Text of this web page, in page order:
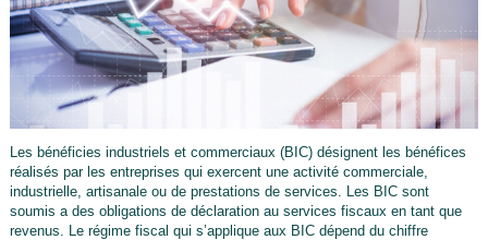
Les bénéficies industriels et commerciaux (BIC) désignent les bénéfices
réalisés par les entreprises qui exercent une activité commerciale,
industrielle, artisanale ou de prestations de services. Les BIC sont
soumis a des obligations de déclaration au services fiscaux en tant que
revenus. Le régime fiscal qui s’applique aux BIC dépend du chiffre